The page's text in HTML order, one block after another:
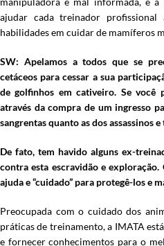
ajudar cada treinador profissional
habilidades em cuidar de mamíferos
SW: Apelamos a todos que se
cetáceos para cessar a sua
de golfinhos em cativeiro. Se
através da compra de um ingresso
sangrentas quanto as dos assassinos
De fato, tem havido alguns ex-
contra esta escravidão e exploração.
ajuda e “cuidado” para protegê-los e
Preocupada com o cuidado dos
práticas de treinamento, a IMATA
e fornecer conhecimentos para o